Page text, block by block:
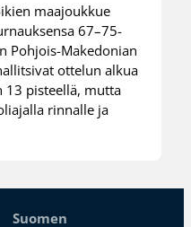
maajoukkue
67–75-
Pohjois-Makedonian
ottelun alkua
13 pisteellä, mutta
rinnalle ja
Suomen